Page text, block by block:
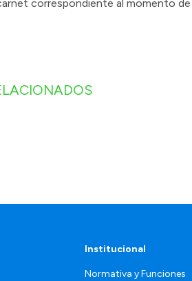
correspondiente al momento
Institucional
Normativa y Funciones